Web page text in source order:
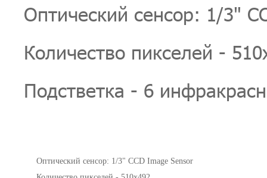
Оптический сенсор: 1/3"
Количество пикселей -
Подстветка - 6
Оптический сенсор: 1/3" CCD Image Sensor